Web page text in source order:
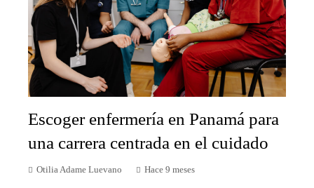
Escoger enfermería en Panamá para
una carrera centrada en el cuidado
Otilia Adame Luevano Hace 9 meses